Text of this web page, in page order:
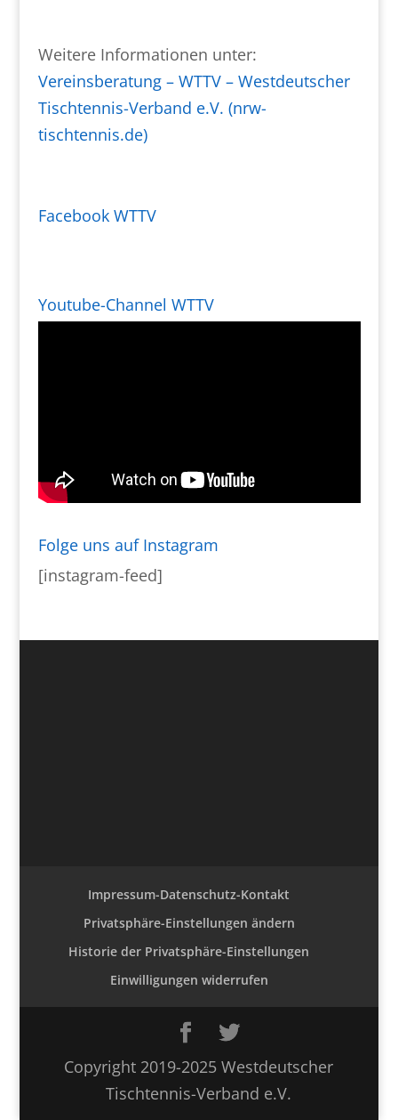
Weitere Informationen unter:
Vereinsberatung – WTTV – Westdeutscher
Tischtennis-Verband e.V. (nrw-
tischtennis.de)
Facebook WTTV
Youtube-Channel WTTV
Folge uns auf Instagram
[instagram-feed]
Impressum-Datenschutz-Kontakt
Privatsphäre-Einstellungen ändern
Historie der Privatsphäre-Einstellungen
Einwilligungen widerrufen
Copyright 2019-2025 Westdeutscher
Tischtennis-Verband e.V.